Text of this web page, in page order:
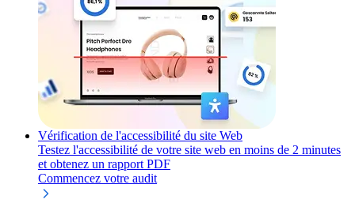
Vérification de l'accessibilité du site Web
Testez l'accessibilité de votre site web en moins de 2 minutes
et obtenez un rapport PDF
Commencez votre audit